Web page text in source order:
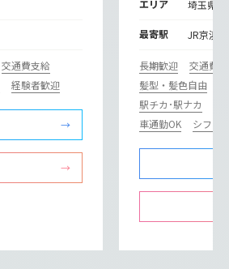
交通費支給
経験者歓迎
エリア 埼玉県
最寄駅 JR京浜
長期歓迎
交通費
髪型・髪色自由
駅チカ･駅ナカ
車通勤OK
シフト